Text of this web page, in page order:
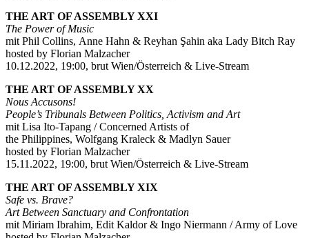
THE ART OF ASSEMBLY XXI
The Power of Music
mit Phil Collins, Anne Hahn & Reyhan Şahin aka Lady Bitch Ray
hosted by Florian Malzacher
10.12.2022, 19:00, brut Wien/Österreich & Live-Stream
THE ART OF ASSEMBLY XX
Nous Accusons!
People’s Tribunals Between Politics, Activism and Art
mit Lisa Ito-Tapang / Concerned Artists of
the Philippines, Wolfgang Kraleck & Madlyn Sauer
hosted by Florian Malzacher
15.11.2022, 19:00, brut Wien/Österreich & Live-Stream
THE ART OF ASSEMBLY XIX
Safe vs. Brave?
Art Between Sanctuary and Confrontation
mit Miriam Ibrahim, Edit Kaldor & Ingo Niermann / Army of Love